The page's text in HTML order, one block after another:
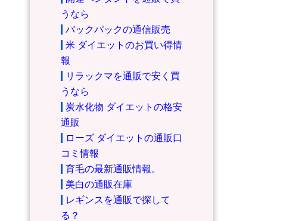
うなら
バックパックの通信販売
米 ダイエットのお買い得情
報
リラックマを通販で安く買
うなら
炭水化物 ダイエットの格安
通販
ローズ ダイエットの通販口
コミ情報
育毛の最新通販情報。
美白の通販在庫
レギンスを通販で探して
る？